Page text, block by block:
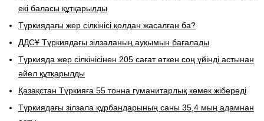
екі баласы құтқарылды
Түркиядағы жер сілкінісі қолдан жасалған ба?
ДДСҰ Түркиядағы зілзаланың ауқымын бағалады
Түркияда жер сілкінісінен 205 сағат өткен соң үйінді астынан
әйел құтқарылды
Қазақстан Түркияға 55 тонна гуманитарлық көмек жібереді
Түркиядағы зілзала құрбандарының саны 35,4 мың адамнан